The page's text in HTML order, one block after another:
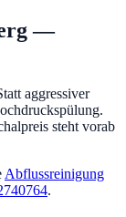
—
aggressiver
steht vorab
Abflussreinigung
.